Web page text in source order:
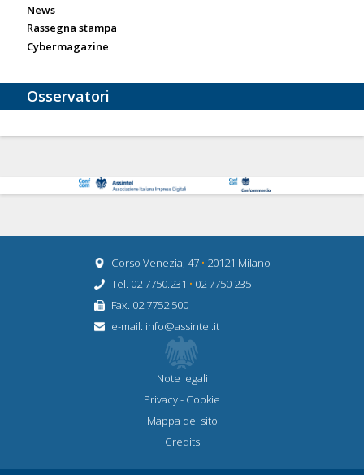
News
Rassegna stampa
Cybermagazine
Osservatori
Corso Venezia, 47 • 20121 Milano
Tel. 02 7750.231 • 02 7750 235
Fax. 02 7752 500
e-mail: info@assintel.it
Note legali
Privacy- Cookie
Mappa del sito
Credits